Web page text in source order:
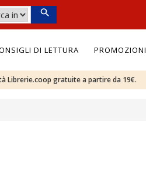
DI LETTURA PROMOZIONI
Librerie.coop gratuite a partire da 19€.